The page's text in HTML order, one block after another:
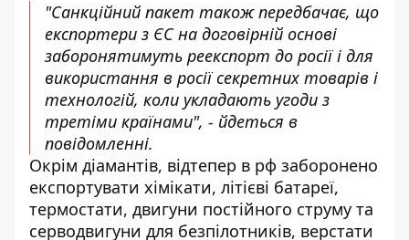
"Санкційний пакет також передбачає, що
експортери з ЄС на договірній основі
заборонятимуть реекспорт до росії і для
використання в росії секретних товарів і
технологій, коли укладають угоди з
третіми країнами", - йдеться в
повідомленні.
Окрім діамантів, відтепер в рф заборонено
експортувати хімікати, літієві батареї,
термостати, двигуни постійного струму та
серводвигуни для безпілотників, верстати